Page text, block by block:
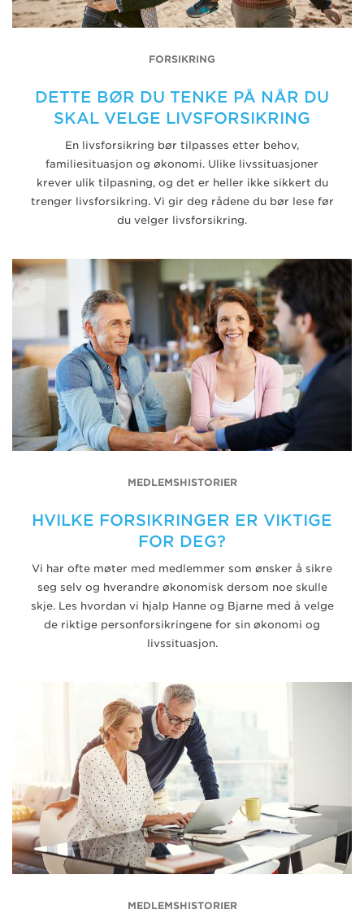
FORSIKRING
DETTE BØR DU TENKE PÅ NÅR DU
SKAL VELGE LIVSFORSIKRING
En livsforsikring bør tilpasses etter behov,
familiesituasjon og økonomi. Ulike livssituasjoner
krever ulik tilpasning, og det er heller ikke sikkert du
trenger livsforsikring. Vi gir deg rådene du bør lese før
du velger livsforsikring.
MEDLEMSHISTORIER
HVILKE FORSIKRINGER ER VIKTIGE
FOR DEG?
Vi har ofte møter med medlemmer som ønsker å sikre
seg selv og hverandre økonomisk dersom noe skulle
skje. Les hvordan vi hjalp Hanne og Bjarne med å velge
de riktige personforsikringene for sin økonomi og
livssituasjon.
MEDLEMSHISTORIER